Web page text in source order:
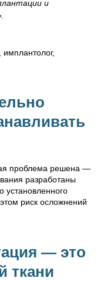
и
имплантолог,
проблема решена —
разработаны
установленного
риск осложнений
— это
ткани